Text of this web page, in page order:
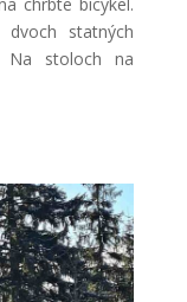
chrbte bicykel.
statných
Na stoloch na